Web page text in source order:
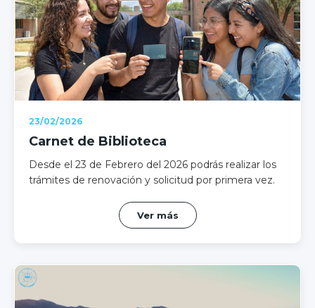
23/02/2026
Carnet de Biblioteca
Desde el 23 de Febrero del 2026 podrás realizar los
trámites de renovación y solicitud por primera vez.
Ver más